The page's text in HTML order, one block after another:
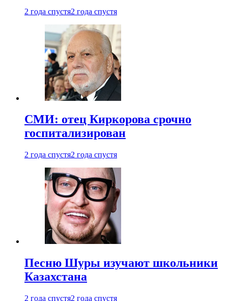
2 года спустя2 года спустя
СМИ: отец Киркорова срочно
госпитализирован
2 года спустя2 года спустя
Песню Шуры изучают школьники
Казахстана
2 года спустя2 года спустя